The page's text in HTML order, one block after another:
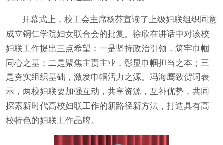
开幕式上，校工会主席杨芬宣读了上级妇联组织同意
成立铜仁学院妇女联合会的批复。徐欣在讲话中对该校
妇联工作提出三点希望：一是坚持政治引领，筑牢巾帼
同心之基；二是聚焦主责主业，彰显巾帼担当之本；三
是夯实组织基础，激发巾帼活力之源。冯海鹰致贺词表
示，两校妇联要加强互动，共享资源，互补优势，共同
探索新时代高校妇联工作的新路径新方法，打造具有高
校特色的妇联工作品牌。